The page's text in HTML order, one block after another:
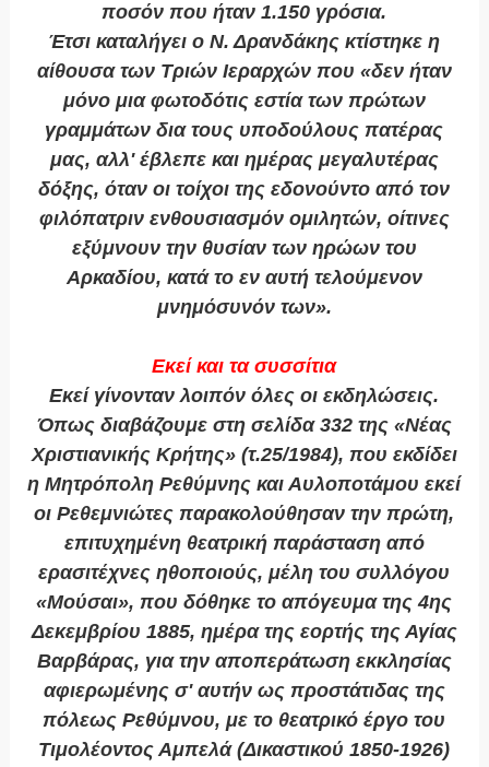
ποσόν που ήταν 1.150 γρόσια.
Έτσι καταλήγει ο Ν. Δρανδάκης κτίστηκε η
αίθουσα των Τριών Ιεραρχών που «δεν ήταν
μόνο μια φωτοδότις εστία των πρώτων
γραμμάτων δια τους υποδούλους πατέρας
μας, αλλ' έβλεπε και ημέρας μεγαλυτέρας
δόξης, όταν οι τοίχοι της εδονούντο από τον
φιλόπατριν ενθουσιασμόν ομιλητών, οίτινες
εξύμνουν την θυσίαν των ηρώων του
Αρκαδίου, κατά το εν αυτή τελούμενον
μνημόσυνόν των».
Εκεί και τα συσσίτια
Εκεί γίνονταν λοιπόν όλες οι εκδηλώσεις.
Όπως διαβάζουμε στη σελίδα 332 της «Νέας
Χριστιανικής Κρήτης» (τ.25/1984), που εκδίδει
η Μητρόπολη Ρεθύμνης και Αυλοποτάμου εκεί
οι Ρεθεμνιώτες παρακολούθησαν την πρώτη,
επιτυχημένη θεατρική παράσταση από
ερασιτέχνες ηθοποιούς, μέλη του συλλόγου
«Μούσαι», που δόθηκε το απόγευμα της 4ης
Δεκεμβρίου 1885, ημέρα της εορτής της Αγίας
Βαρβάρας, για την αποπεράτωση εκκλησίας
αφιερωμένης σ' αυτήν ως προστάτιδας της
πόλεως Ρεθύμνου, με το θεατρικό έργο του
Τιμολέοντος Αμπελά (Δικαστικού 1850-1926)